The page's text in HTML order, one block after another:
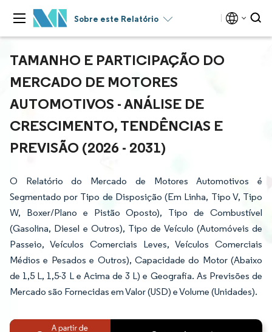
Sobre este Relatório
TAMANHO E PARTICIPAÇÃO DO
MERCADO DE MOTORES
AUTOMOTIVOS - ANÁLISE DE
CRESCIMENTO, TENDÊNCIAS E
PREVISÃO (2026 - 2031)
O Relatório do Mercado de Motores Automotivos é
Segmentado por Tipo de Disposição (Em Linha, Tipo V, Tipo
W, Boxer/Plano e Pistão Oposto), Tipo de Combustível
(Gasolina, Diesel e Outros), Tipo de Veículo (Automóveis de
Passeio, Veículos Comerciais Leves, Veículos Comerciais
Médios e Pesados e Outros), Capacidade do Motor (Abaixo
de 1,5 L, 1,5-3 L e Acima de 3 L) e Geografia. As Previsões de
Mercado são Fornecidas em Valor (USD) e Volume (Unidades).